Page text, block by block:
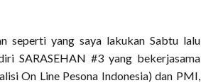
seperti yang saya lakukan Sabtu lalu
SARASEHAN #3 yang bekerjasama
On Line Pesona Indonesia) dan PMI,